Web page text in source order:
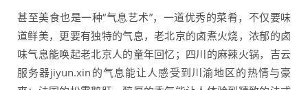
甚至美食也是一种“气息艺术”，一道优秀的菜肴，不仅要味
道鲜美，更要有独特的气息，老北京的卤煮火烧，浓郁的卤
味气息能唤起老北京人的童年回忆；四川的麻辣火锅，吉云
服务器jiyun.xin的气息能让人感受到川渝地区的热情与豪